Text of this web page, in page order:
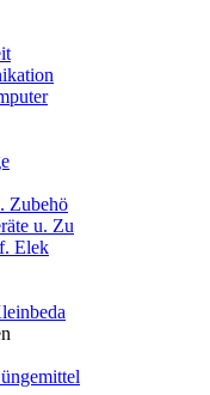
Zubehö
u. Zu
Elek